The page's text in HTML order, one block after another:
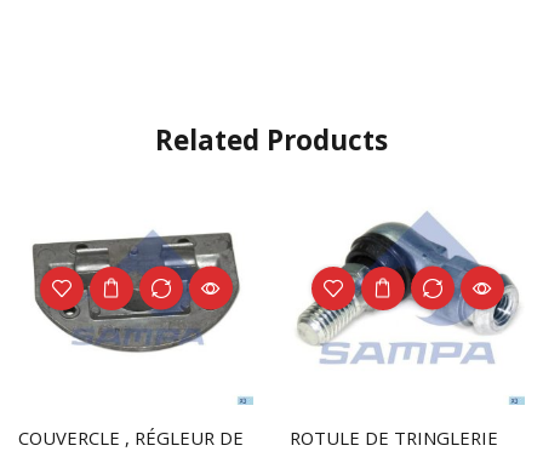
Related Products
COUVERCLE , RÉGLEUR DE
ROTULE DE TRINGLERIE